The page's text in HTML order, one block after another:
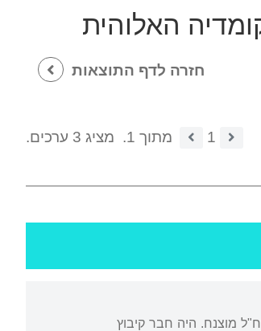
האלוהית
חזרה לדף התוצאות
1 מתוך 1.
מציג 3 ערכים.
עליו במחנות ובגטאות רובנו, לבוב וורשה. עלה לארץ ב-1951, שירת בנח"ל מוצנח. היה חבר קיבוץ